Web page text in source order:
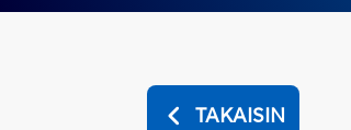
TAKAISIN